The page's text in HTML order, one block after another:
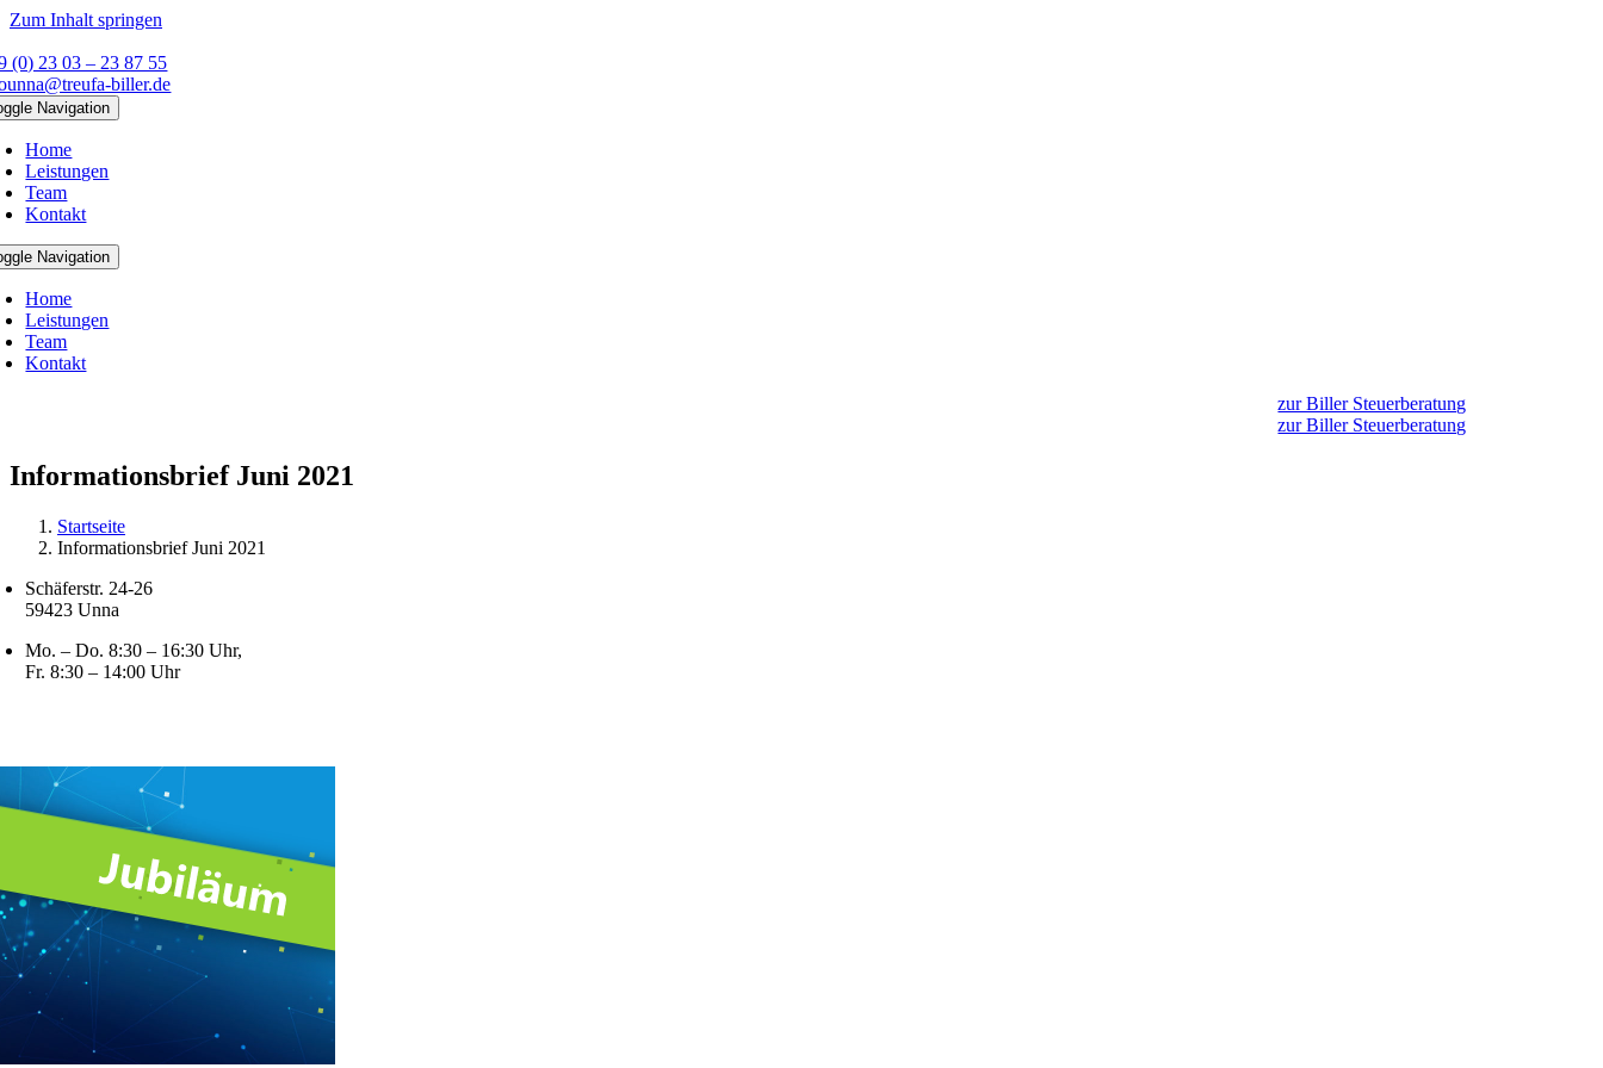
Zum Inhalt springen
(0) 23 03 – 23 87 55
biller.de
Navigation
Home
Leistungen
Team
Kontakt
Navigation
Home
Leistungen
Team
Kontakt
zur Biller Steuerberatung
zur Biller Steuerberatung
Informationsbrief Juni 2021
Startseite
Informationsbrief Juni 2021
Schäferstr. 24-26
59423 Unna
Mo. – Do. 8:30 – 16:30 Uhr,
Fr. 8:30 – 14:00 Uhr